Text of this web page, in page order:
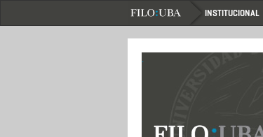
INSTITUCIONAL
.